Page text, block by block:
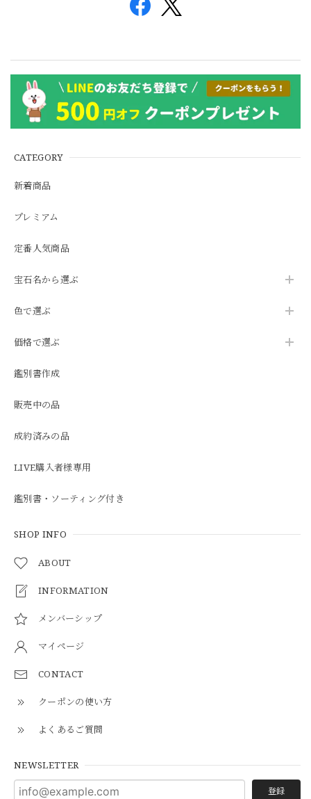
CATEGORY
新着商品
プレミアム
定番人気商品
宝石名から選ぶ
色で選ぶ
価格で選ぶ
鑑別書作成
販売中の品
成約済みの品
LIVE購入者様専用
鑑別書・ソーティング付き
SHOP INFO
ABOUT
INFORMATION
メンバーシップ
マイページ
CONTACT
クーポンの使い方
よくあるご質問
NEWSLETTER
登録